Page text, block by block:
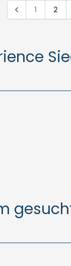
1 2